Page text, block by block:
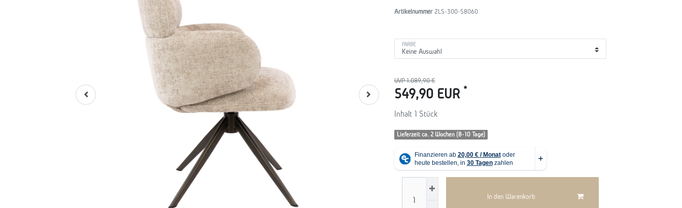
Artikelnummer ZLS-300-58060
FARBE
UVP 1.089,90 €
549,90 EUR *
Inhalt 1 Stück
Lieferzeit ca. 2 Wochen (8-10 Tage)
In den Warenkorb